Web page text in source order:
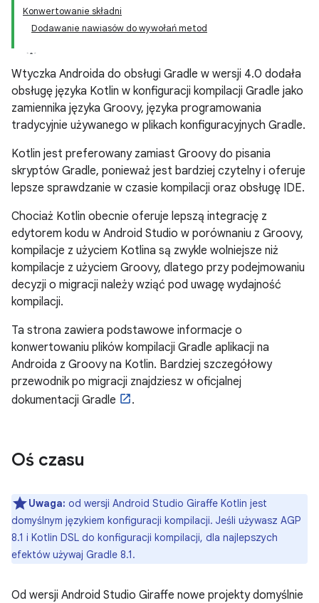
Konwertowanie składni
Dodawanie nawiasów do wywołań metod
Wtyczka Androida do obsługi Gradle w wersji 4.0 dodała
obsługę języka Kotlin w konfiguracji kompilacji Gradle jako
zamiennika języka Groovy, języka programowania
tradycyjnie używanego w plikach konfiguracyjnych Gradle.
Kotlin jest preferowany zamiast Groovy do pisania
skryptów Gradle, ponieważ jest bardziej czytelny i oferuje
lepsze sprawdzanie w czasie kompilacji oraz obsługę IDE.
Chociaż Kotlin obecnie oferuje lepszą integrację z
edytorem kodu w Android Studio w porównaniu z Groovy,
kompilacje z użyciem Kotlina są zwykle wolniejsze niż
kompilacje z użyciem Groovy, dlatego przy podejmowaniu
decyzji o migracji należy wziąć pod uwagę wydajność
kompilacji.
Ta strona zawiera podstawowe informacje o
konwertowaniu plików kompilacji Gradle aplikacji na
Androida z Groovy na Kotlin. Bardziej szczegółowy
przewodnik po migracji znajdziesz w oficjalnej
dokumentacji Gradle
.
Oś czasu
Uwaga: od wersji Android Studio Giraffe Kotlin jest
domyślnym językiem konfiguracji kompilacji. Jeśli używasz AGP
8.1 i Kotlin DSL do konfiguracji kompilacji, dla najlepszych
efektów używaj Gradle 8.1.
Od wersji Android Studio Giraffe nowe projekty domyślnie